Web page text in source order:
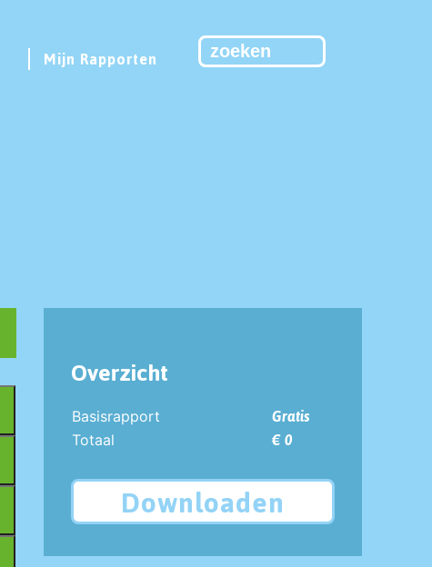
Mijn Rapporten
Overzicht
Basisrapport
Gratis
Totaal
€ 0
Downloaden